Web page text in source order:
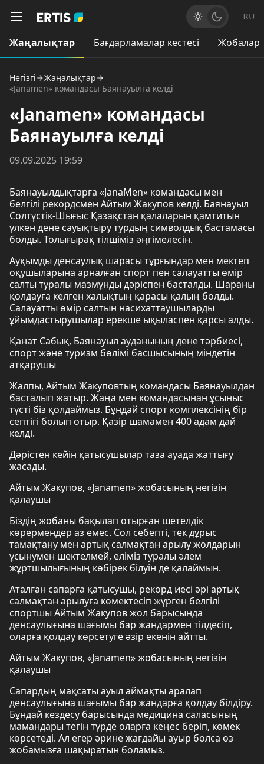
RU
Жаңалықтар Бағдарламалар кестесі Жобалар
Негізгі
Жаңалықтар
«Janamen» командасы Баянауылға келді
«Janamen» командасы
Баянауылға келді
09.09.2025 19:59
Баянауылдықтарға «JanaMen» командасы мен
белгілі рекордсмен Айтым Жакупов келді. Баянауыл
Солтүстік-Шығыс Қазақстан қалаларын қамтитын
үлкен дене сауықтыру турдың символдық бастамасы
болды. Толығырақ тілшіміз әңгімелесін.
Ауқымды денсаулық шарасы тұрғындар мен мектеп
оқушыларына арналған спорт пен салауатты өмір
салты туралы мазмұнды дәріспен басталды. Шараны
қолдауға келген халықтың қарасы қалың болды.
Салауатты өмір салтын насихаттаушыларды
ұйымдастырушылар ерекше ықыласпен қарсы алды.
Қанат Сабық, Баянауыл ауданының дене тәрбиесі,
спорт және туризм бөлімі басшысының міндетін
атқарушы
Жалпы, Айтым Жакуповтың командасы Баянауылдан
басталып жатыр. Жаңа мен командасынан ұсыныс
түсті біз қолдаймыз. Бұндай спорт комплексінің бір
септігі болып отыр. Қазір шамамен 400 адам дай
келді.
Дәрістен кейін қатысушылар таза ауада жаттығу
жасады.
Айтым Жакупов, «Janamen» жобасының негізін
қалаушы
Біздің жобаны бақылап отырған шетелдік
көрермендер аз емес. Сол себепті, тек дұрыс
тамақтану мен артық салмақтан арылу жолдарын
ұсынумен шектелмей, еліміз туралы әлем
жұртшылығының көбірек білуін де қалаймын.
Аталған сапарға қатысушы, рекорд иесі әрі артық
салмақтан арылуға көмектесіп жүрген белгілі
спортшы Айтым Жакупов жол барысында
денсаулығына шағымы бар жандармен тілдесіп,
оларға қолдау көрсетуге әзір екенін айтты.
Айтым Жакупов, «Janamen» жобасының негізін
қалаушы
Сапардың мақсаты ауыл аймақты аралап
денсаулығына шағымы бар жандарға қолдау білдіру.
Бұндай кездесу барысында медицина саласының
мамандары тегін түрде оларға кеңес беріп, көмек
көрсетеді. Ал егер әрине жағдайы ауыр болса өз
жобамызға шақыратын боламыз.